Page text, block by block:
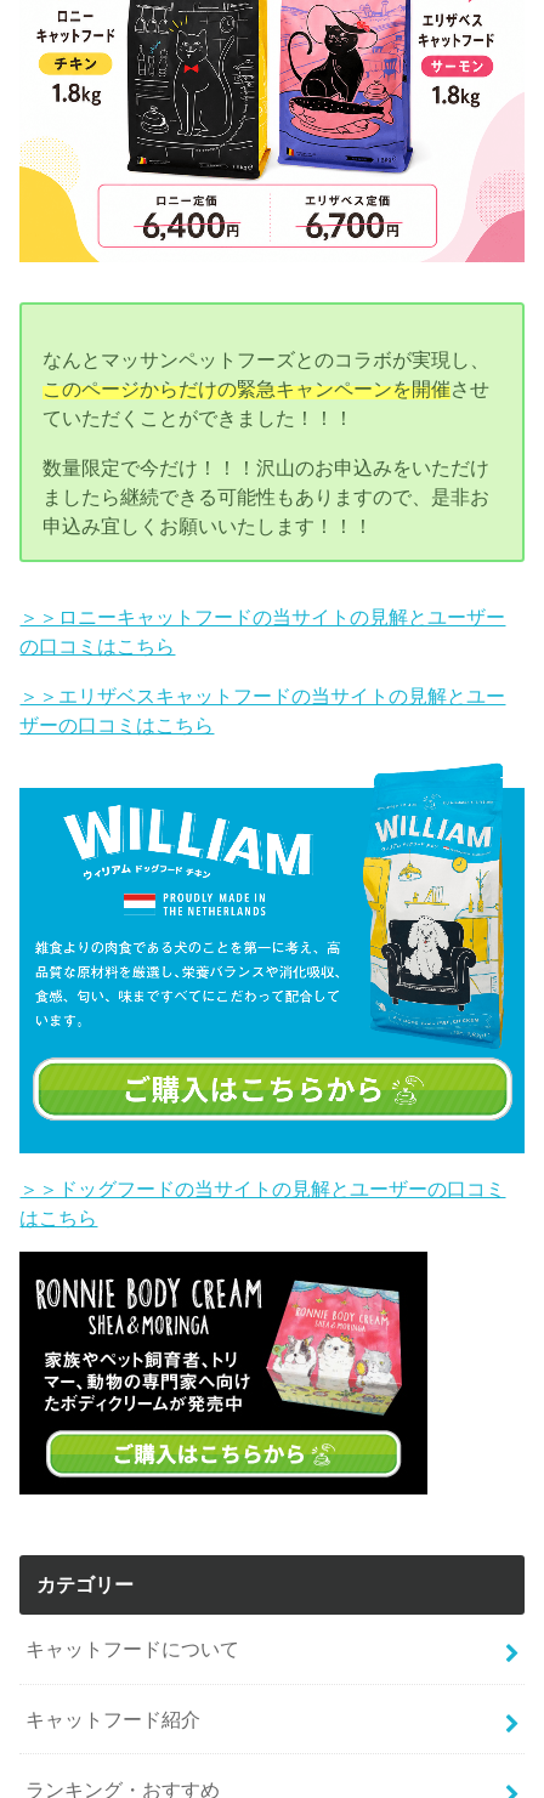
なんとマッサンペットフーズとのコラボが実現し、
このページからだけの緊急キャンペーンを開催させ
ていただくことができました！！！
数量限定で今だけ！！！沢山のお申込みをいただけ
ましたら継続できる可能性もありますので、是非お
申込み宜しくお願いいたします！！！
＞＞ロニーキャットフードの当サイトの見解とユーザー
の口コミはこちら
＞＞エリザベスキャットフードの当サイトの見解とユー
ザーの口コミはこちら
＞＞ドッグフードの当サイトの見解とユーザーの口コミ
はこちら
カテゴリー
キャットフードについて
キャットフード紹介
ランキング・おすすめ